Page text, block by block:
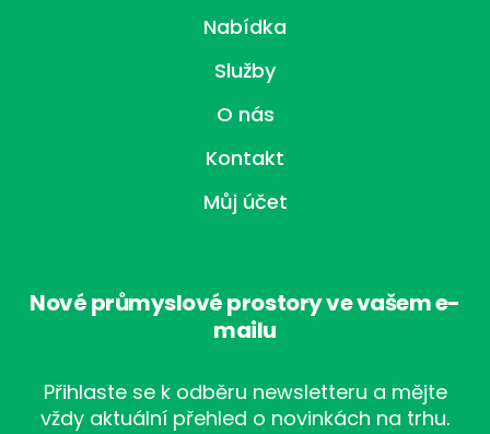
Nabídka
Služby
O nás
Kontakt
Můj účet
Nové průmyslové prostory ve vašem e-
mailu
Přihlaste se k odběru newsletteru a mějte
vždy aktuální přehled o novinkách na trhu.